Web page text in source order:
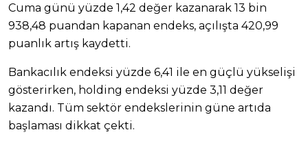
Cuma günü yüzde 1,42 değer kazanarak 13 bin
938,48 puandan kapanan endeks, açılışta 420,99
puanlık artış kaydetti.
Bankacılık endeksi yüzde 6,41 ile en güçlü yükselişi
gösterirken, holding endeksi yüzde 3,11 değer
kazandı. Tüm sektör endekslerinin güne artıda
başlaması dikkat çekti.